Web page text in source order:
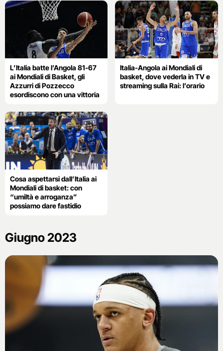
L’Italia batte l’Angola 81-67
ai Mondiali di Basket, gli
Azzurri di Pozzecco
esordiscono con una vittoria
Italia-Angola ai Mondiali di
basket, dove vederla in TV e
streaming sulla Rai: l’orario
Cosa aspettarsi dall’Italia ai
Mondiali di basket: con
“umiltà e arroganza”
possiamo dare fastidio
Giugno 2023